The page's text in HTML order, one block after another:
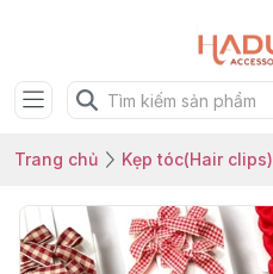
Trang chủ Kẹp tóc(Hair clips)